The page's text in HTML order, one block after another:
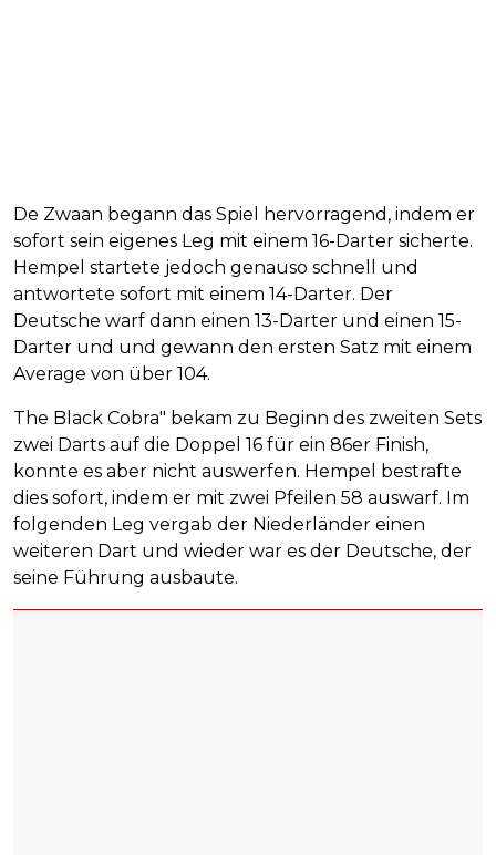
De Zwaan begann das Spiel hervorragend, indem er
sofort sein eigenes Leg mit einem 16-Darter sicherte.
Hempel startete jedoch genauso schnell und
antwortete sofort mit einem 14-Darter. Der
Deutsche warf dann einen 13-Darter und einen 15-
Darter und und gewann den ersten Satz mit einem
Average von über 104.
The Black Cobra" bekam zu Beginn des zweiten Sets
zwei Darts auf die Doppel 16 für ein 86er Finish,
konnte es aber nicht auswerfen. Hempel bestrafte
dies sofort, indem er mit zwei Pfeilen 58 auswarf. Im
folgenden Leg vergab der Niederländer einen
weiteren Dart und wieder war es der Deutsche, der
seine Führung ausbaute.